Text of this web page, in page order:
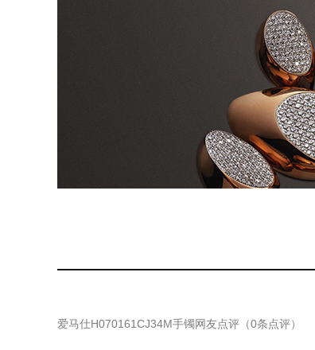
爱马仕H070161CJ34M手镯网友点评（0条点评）